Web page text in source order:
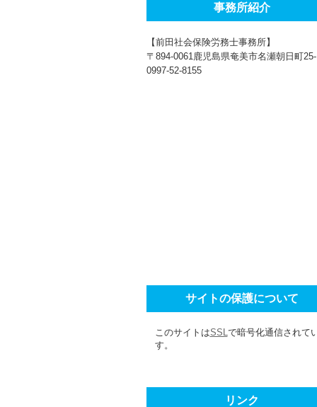
事務所紹介
【前田社会保険労務士事務所】
〒894-0061鹿児島県奄美市名瀬朝日町
0997-52-8155
サイトの保護について
このサイトはSSLで暗号化通信されて
す。
リンク